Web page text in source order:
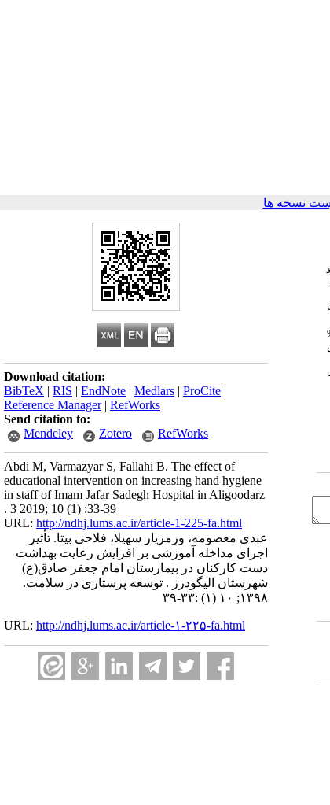
نسخه ها
Download citation:
BibTeX | RIS | EndNote | Medlars | ProCite |
Reference Manager| RefWorks
Send citation to:
Mendeley
Zotero RefWorks
Abdi M, Varmazyar S, Fallahi B. The effect of
educational intervention on increasing hand hygiene
in staff of Imam Jafar Sadegh Hospital in Aligoodarz
. 3 2019; 10 (1) :33-39
URL: http://ndhj.lums.ac.ir/article-1-225-fa.html
عبدی معصومه، ورمزیار سهیلا، فلاحی بیتا. تأثیر
اجرای مداخله آموزشی بر افزایش رعایت بهداشت
دست کارکنان در بیمارستان امام جعفر صادق(ع)
شهرستان الیگودرز . توسعه پرستاری در سلامت.
۱۳۹۸; ۱۰ (۱) :۳۳-۳۹
URL: http://ndhj.lums.ac.ir/article-۱-۲۲۵-fa.html
که بعد از انجام مداخله 69/10%